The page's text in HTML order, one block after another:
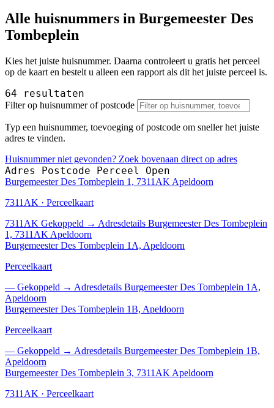
Alle huisnummers in Burgemeester Des
Tombeplein
Kies het juiste huisnummer. Daarna controleert u gratis het perceel
op de kaart en bestelt u alleen een rapport als dit het juiste perceel is.
64 resultaten
Filter op huisnummer of postcode
Typ een huisnummer, toevoeging of postcode om sneller het juiste
adres te vinden.
Huisnummer niet gevonden? Zoek bovenaan direct op adres
Adres Postcode Perceel Open
Burgemeester Des Tombeplein 1, 7311AK Apeldoorn
7311AK · Perceelkaart
7311AK Gekoppeld → Adresdetails Burgemeester Des Tombeplein
1, 7311AK Apeldoorn
Burgemeester Des Tombeplein 1A, Apeldoorn
Perceelkaart
— Gekoppeld → Adresdetails Burgemeester Des Tombeplein 1A,
Apeldoorn
Burgemeester Des Tombeplein 1B, Apeldoorn
Perceelkaart
— Gekoppeld → Adresdetails Burgemeester Des Tombeplein 1B,
Apeldoorn
Burgemeester Des Tombeplein 3, 7311AK Apeldoorn
7311AK · Perceelkaart